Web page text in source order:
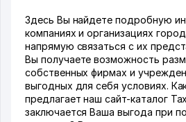
Здесь Вы найдете подробную
компаниях и организациях
напрямую связаться с их
Вы получаете возможность
собственных фирмах и
выгодных для себя условиях.
предлагает наш сайт-каталог
заключается Ваша выгода при